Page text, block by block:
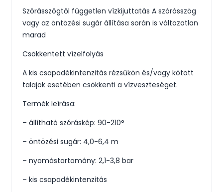
Szórásszögtől független vízkijuttatás A szórásszög
vagy az öntözési sugár állítása során is változatlan
marad
Csökkentett vízelfolyás
A kis csapadékintenzitás rézsűkön és/vagy kötött
talajok esetében csökkenti a vízveszteséget.
Termék leírása:
– állítható szóráskép: 90-210°
– öntözési sugár: 4,0-6,4 m
– nyomástartomány: 2,1-3,8 bar
– kis csapadékintenzitás